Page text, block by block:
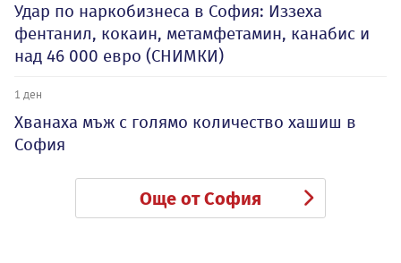
Удар по наркобизнеса в София: Иззеха
фентанил, кокаин, метамфетамин, канабис и
над 46 000 евро (СНИМКИ)
1 ден
Хванаха мъж с голямо количество хашиш в
София
Още от София